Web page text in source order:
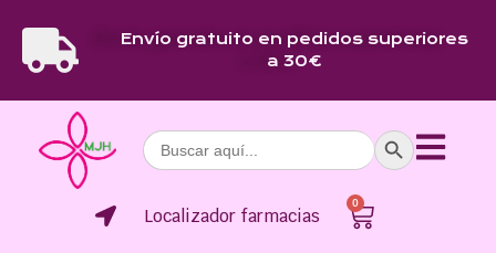
Envío gratuito en pedidos superiores
a 30€
Buscar: Botón de
Localizador farmacias
0